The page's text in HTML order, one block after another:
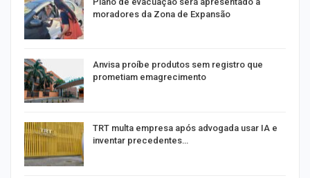
moradores da Zona de Expansão
Anvisa proíbe produtos sem registro que
prometiam emagrecimento
TRT multa empresa após advogada usar IA e
inventar precedentes…